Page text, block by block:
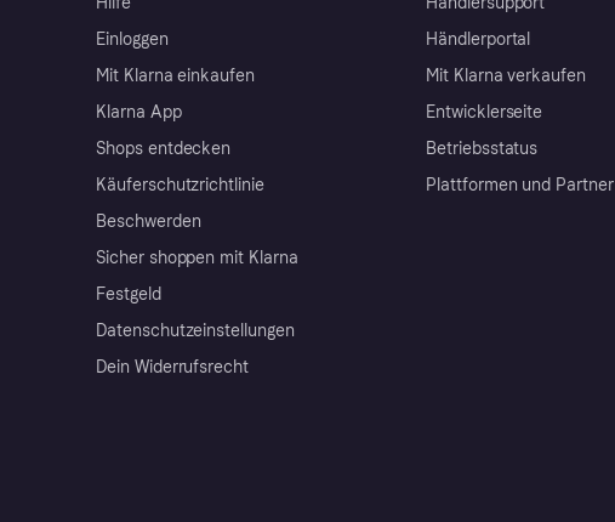
Einloggen
Mit Klarna einkaufen
Klarna App
Shops entdecken
Käuferschutzrichtlinie
Beschwerden
Sicher shoppen mit Klarna
Festgeld
Datenschutzeinstellungen
Dein Widerrufsrecht
Händlerportal
Mit Klarna verkaufen
Entwicklerseite
Betriebsstatus
Plattformen und Partner